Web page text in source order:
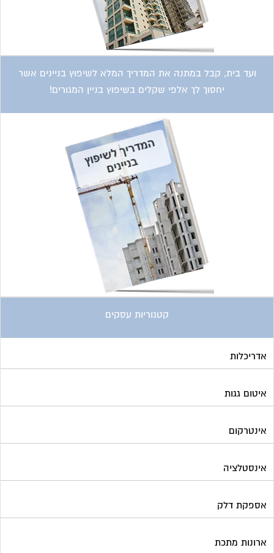
ועד בית, קבל במתנה את המדריך המלא לשיפוץ בניינים אשר
יחסוך לך אלפי שקלים בשיפוץ בניין המגורים!
קטגוריות עסקים
אדריכלות
איטום גגות
אינטרקום
אינסטלציה
אספקת דלק
ארונות מתכת